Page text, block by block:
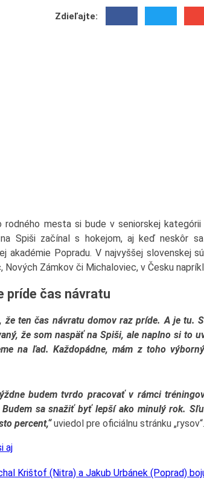
Zdieľajte:
rodného mesta si bude v seniorskej
na Spiši začínal s hokejom, aj keď neskôr
akadémie Popradu. V najvyššej slovenskej
Nových Zámkov či Michaloviec, v Česku
príde čas návratu
že ten čas návratu domov raz príde. A je tu.
že som naspäť na Spiši, ale naplno si to
na ľad. Každopádne, mám z toho
budem tvrdo pracovať v rámci
Budem sa snažiť byť lepší ako minulý rok.
percent,“uviedol pre oficiálnu stránku „rysov“.
aj